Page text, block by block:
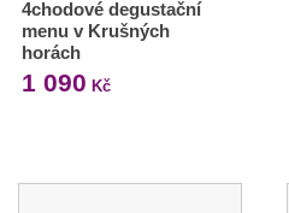
4chodové degustační
menu v Krušných
horách
1 090 Kč